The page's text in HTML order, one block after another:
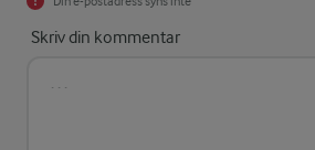
Skriv din kommentar